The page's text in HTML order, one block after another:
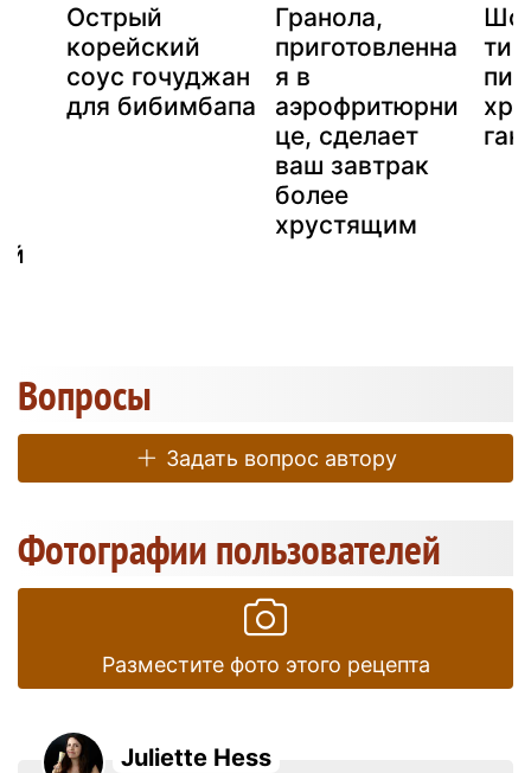
Острый
корейский
соус гочуджан
для бибимбапа
Гранола,
приготовленна
я в
аэрофритюрни
це, сделает
ваш завтрак
более
хрустящим
Вопросы
Задать вопрос автору
Фотографии пользователей
Разместите фото этого рецепта
Juliette Hess